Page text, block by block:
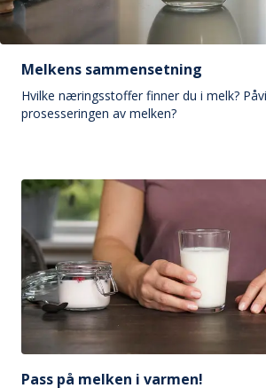
Melkens sammensetning
Hvilke næringsstoffer finner du i melk?
prosesseringen av melken?
Pass på melken i varmen!